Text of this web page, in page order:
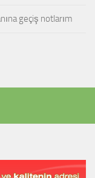
geçiş notlarım